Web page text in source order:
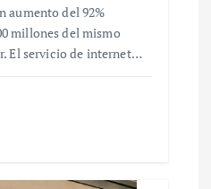
aumento del 92%
millones del mismo
El servicio de internet…